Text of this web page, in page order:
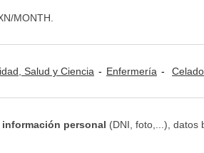
MONTH.
Salud y Ciencia Enfermería
personal (DNI, foto,...), datos